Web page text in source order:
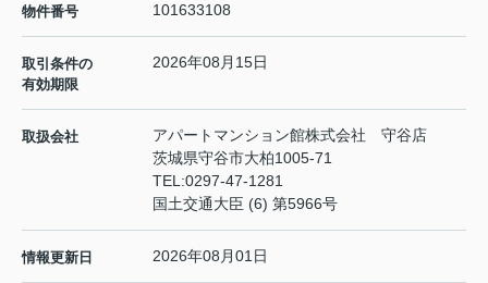
物件番号 101633108
取引条件の
有効期限
2026年08月15日
取扱会社
アパートマンション館株式会社 守谷店
茨城県守谷市大柏1005-71
TEL:0297-47-1281
国土交通大臣 (6) 第5966号
情報更新日 2026年08月01日